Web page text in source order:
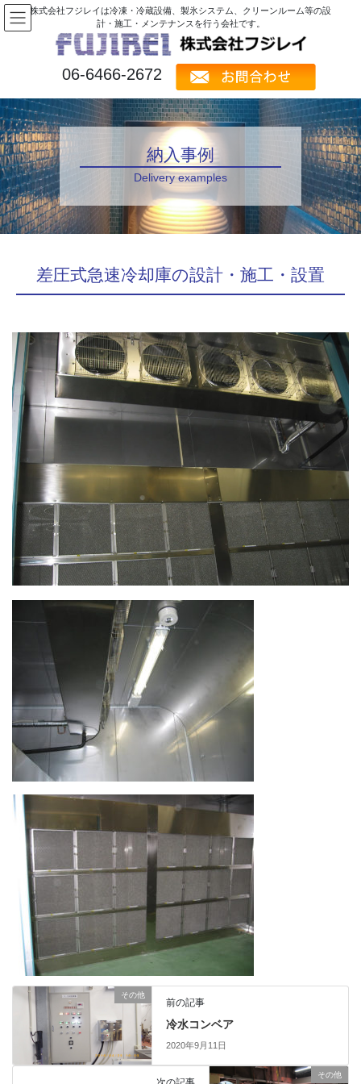
コ
ン
ス
キ
ッ
プ
ナ
ビ
ン
に
移
動
株式会社フジレイは冷凍・冷蔵設備、製氷システム、クリーンルーム等の設
計・施工・メンテナンスを行う会社です。
06-6466-2672
納入事例
Delivery examples
差圧式急速冷却庫の設計・施工・設置
その他
前の記事
冷水コンベア
2020年9月11日
その他